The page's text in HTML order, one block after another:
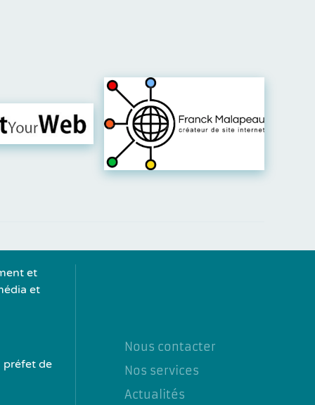
leur site Visiter leur site
et
et
préfet de
Nous contacter
Nos services
Actualités